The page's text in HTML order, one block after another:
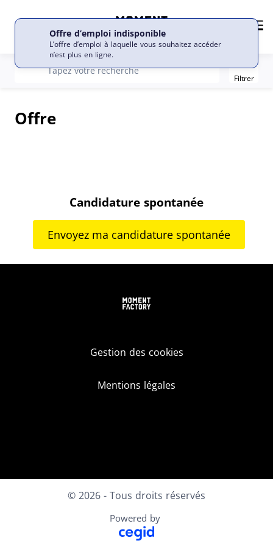
LangueOffre d’emploi indisponible
L’offre d’emploi à laquelle vous souhaitez accéder
n’est plus en ligne.
recherche
Tapez votre recherche Filter
Filtrer
Offre
Candidature spontanée
Envoyez ma candidature spontanée
Gestion des cookies
Mentions légales
© 2026 - Tous droits réservés
Powered by